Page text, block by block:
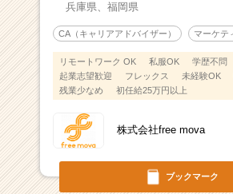
ブックマーク
兵庫県、 福岡県
CA（キャリアアドバイザー） マーケテ
リモートワーク OK 私服OK 学歴不問
起業志望歓迎
フレックス 未経験OK
残業少なめ
初任給25万円以上
株式会社free mova